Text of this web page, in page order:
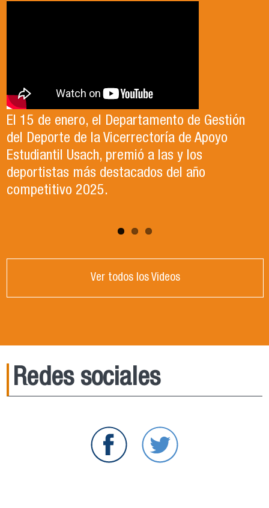
El 15 de enero, el Departamento de Gestión
del Deporte de la Vicerrectoría de Apoyo
Estudiantil Usach, premió a las y los
deportistas más destacados del año
competitivo 2025.
En este segundo capítulo conoceremos el
Proyecto Ludo Inclusión, liderado por el
profesor Claudio Farías y estudiantes de
Pedagogía en Educación Física de la Facultad
de Ciencias Médicas de la Uni
Te invitamos a revisar el video de nuestro
candidato , el Dr. Celso Sanchez para el cargo
de Director de Escuela período 2025-2026.
Ver todos los Videos
Redes sociales